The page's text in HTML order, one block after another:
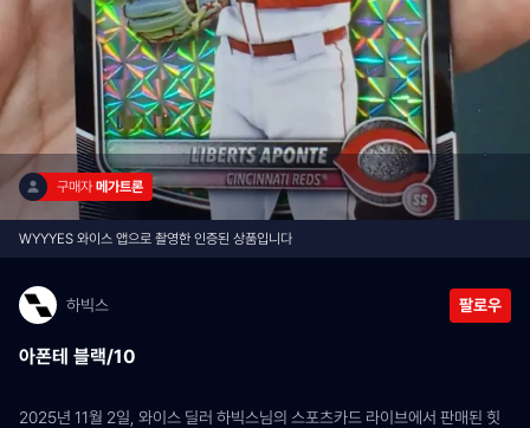
구매자 메가트론
WYYYES 와이스 앱으로 촬영한 인증된 상품입니다
하빅스 팔로우
아폰테 블랙/10
2025년 11월 2일, 와이스 딜러 하빅스님의 스포츠카드 라이브에서 판매된 힛